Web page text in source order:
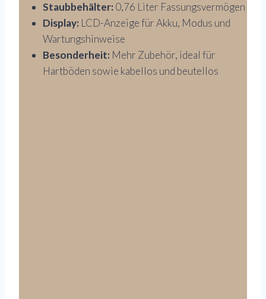
Staubbehälter: 0,76 Liter Fassungsvermögen
Display: LCD-Anzeige für Akku, Modus und
Wartungshinweise
Besonderheit: Mehr Zubehör, ideal für
Hartböden sowie kabellos und beutellos